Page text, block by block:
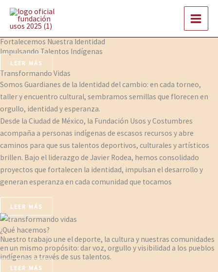
contenido
Fortalecemos Nuestra Identidad
Impulsando Talentos Indígenas
LEER MÁS
Transformando Vidas
Somos Guardianes de la Identidad del cambio: en cada torneo,
taller y encuentro cultural, sembramos semillas que florecen en
orgullo, identidad y esperanza.
Desde la Ciudad de México, la Fundación Usos y Costumbres
acompaña a personas indígenas de escasos recursos y abre
caminos para que sus talentos deportivos, culturales y artísticos
brillen. Bajo el liderazgo de Javier Rodea, hemos consolidado
proyectos que fortalecen la identidad, impulsan el desarrollo y
generan esperanza en cada comunidad que tocamos
LEER MÁS
¿Qué hacemos?
Nuestro trabajo une el deporte, la cultura y nuestras comunidades
en un mismo propósito: dar voz, orgullo y visibilidad a los pueblos
indígenas a través de sus talentos.
LEER MÁS